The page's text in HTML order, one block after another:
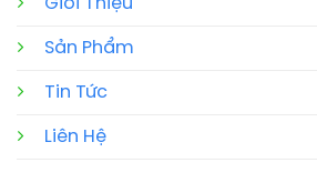
Giới Thiệu
Sản Phẩm
Tin Tức
Liên Hệ